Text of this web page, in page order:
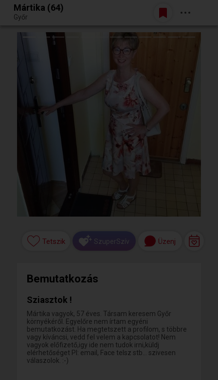
Egy jó randiból bármi lehet.
Belépés
Mártika (64)
Győr
Tetszik SzuperSzív Üzenj
Bemutatkozás
Sziasztok !
Mártika vagyok, 57 éves. Társam keresem Győr
környékéről. Egyelőre nem írtam egyéni
bemutatkozást. Ha megtetszett a profilom, s többre
vagy kíváncsi, vedd fel velem a kapcsolatot! Nem
vagyok előfizető,igy ide nem tudok irni,küldj
elérhetőséget Pl: email, Face telsz stb... szivesen
válaszolok. :-)